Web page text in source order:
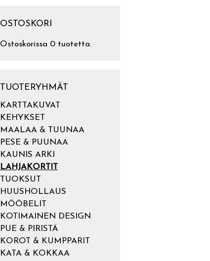
OSTOSKORI
Ostoskorissa 0 tuotetta.
TUOTERYHMÄT
KARTTAKUVAT
KEHYKSET
MAALAA & TUUNAA
PESE & PUUNAA
KAUNIS ARKI
LAHJAKORTIT
TUOKSUT
HUUSHOLLAUS
MÖÖBELIT
KOTIMAINEN DESIGN
PUE & PIRISTÄ
KOROT & KUMPPARIT
KATA & KOKKAA